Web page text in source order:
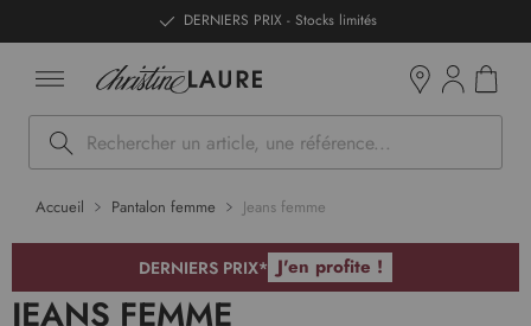
DERNIERS PRIX - Stocks limités
Rechercher
Accueil Pantalon femme Jeans femme
DERNIERS PRIX* J'en profite !
JEANS FEMME